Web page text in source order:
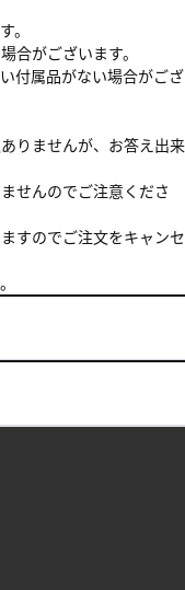
。
合がございます。
付属品がない場合がござ
りませんが、お答え出来
せんのでご注意くださ
すのでご注文をキャンセ